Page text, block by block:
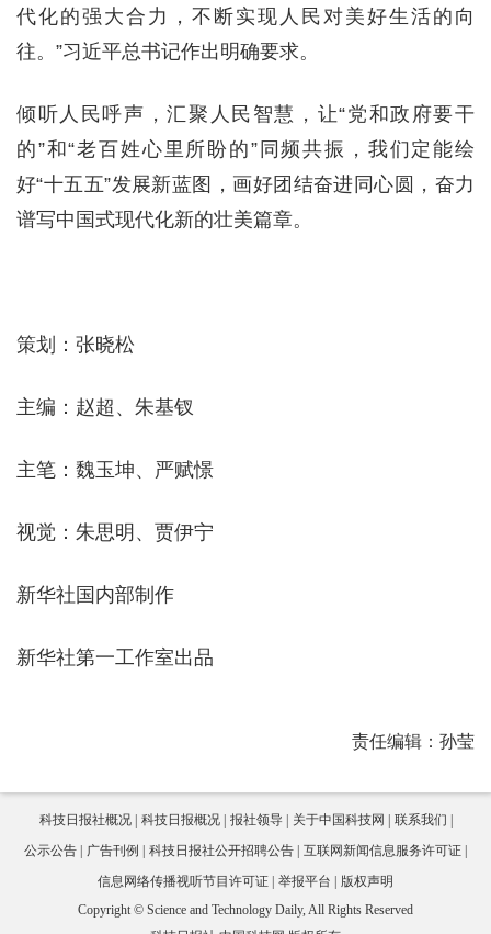
代化的强大合力，不断实现人民对美好生活的向
往。”习近平总书记作出明确要求。
倾听人民呼声，汇聚人民智慧，让“党和政府要干
的”和“老百姓心里所盼的”同频共振，我们定能绘
好“十五五”发展新蓝图，画好团结奋进同心圆，奋力
谱写中国式现代化新的壮美篇章。
策划：张晓松
主编：赵超、朱基钗
主笔：魏玉坤、严赋憬
视觉：朱思明、贾伊宁
新华社国内部制作
新华社第一工作室出品
责任编辑：孙莹
科技日报社概况 科技日报概况 报社领导 关于中国科技网
联系我们
公示公告
广告刊例 科技日报社公开招聘公告
互联网新闻信息服务许可证
信息网络传播视听节目许可证
举报平台
版权声明
Copyright © Science and Technology Daily, All Rights Reserved